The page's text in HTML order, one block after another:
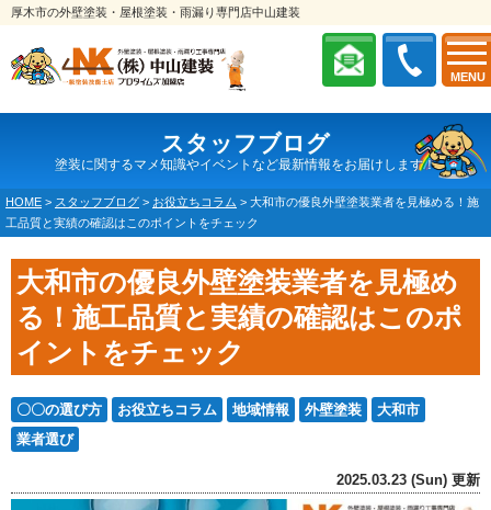
MENU
厚木市の外壁塗装・屋根塗装・雨漏り専門店中山建装
スタッフブログ
塗装に関するマメ知識やイベントなど最新情報をお届けします！
HOME > スタッフブログ > お役立ちコラム > 大和市の優良外壁塗装業者を見極める！施
工品質と実績の確認はこのポイントをチェック
大和市の優良外壁塗装業者を見極め
る！施工品質と実績の確認はこのポ
イントをチェック
〇〇の選び方 お役立ちコラム 地域情報 外壁塗装
大和市
業者選び
2025.03.23 (Sun) 更新